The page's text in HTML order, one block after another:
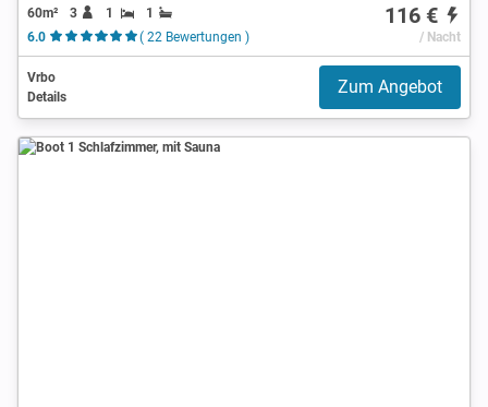
60m² 3 1
1
6.0
( 22 Bewertungen )
116 €
/ Nacht
Vrbo
Details
Zum Angebot